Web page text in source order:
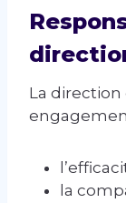
La
la